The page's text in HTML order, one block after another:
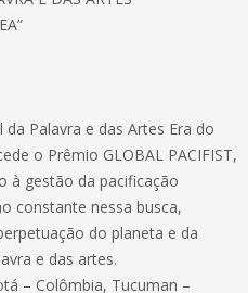
Palavra e das Artes Era do
o Prêmio GLOBAL PACIFIST,
à gestão da pacificação
constante nessa busca,
do planeta e da
e das artes.
– Colômbia, Tucuman –